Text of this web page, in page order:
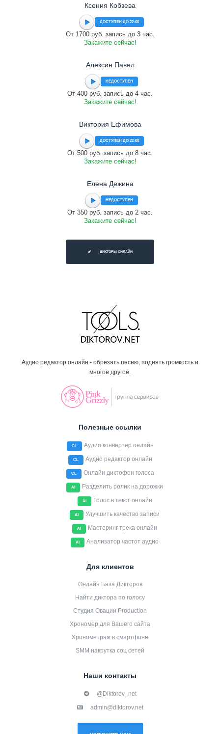
Ксения Кобзева
ДОСТУПЕН ДО 22:00
От 1700 руб. запись до 3 час.
Закажите сейчас!
Алексин Павел
НЕДОСТУПЕН
От 400 руб. запись до 4 час.
Закажите сейчас!
Виктория Ефимова
ДОСТУПЕН ДО 22:00
От 500 руб. запись до 8 час.
Закажите сейчас!
Елена Дежина
НЕДОСТУПЕН
От 350 руб. запись до 2 час.
Закажите сейчас!
ДИКТОРЫ ОНЛАЙН
Аудио редактор онлайн - обрезать песню, поднять громкость и
многое другое.
Полезные ссылки
CL Аудио конвертер онлайн
CL Аудио редактор онлайн
CL Онлайн диктофон голоса
AI Разделить ролик на дорожки
AI Голос в текст онлайн
AI Улучшить качество записи
AI Мастеринг трека онлайн
AI Анализатор частот аудио
Для клиентов
Онлайн База Дикторов
Найти диктора по голосу
Студия Овации Production
Хрономер для Вашего сайта
Хронометраж в смартфоне
SMM накрутка соц сетей
Наши контакты
@Diktorov_net
admin@diktorov.net